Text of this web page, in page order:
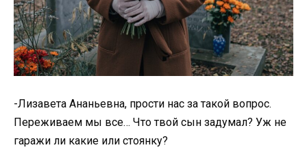
-Лизавета Ананьевна, прости нас за такой вопрос.
Переживаем мы все… Что твой сын задумал? Уж не
гаражи ли какие или стоянку?